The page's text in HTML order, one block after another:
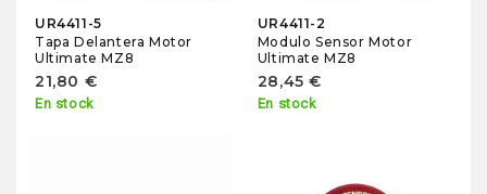
UR4411-5
Tapa Delantera Motor
Ultimate MZ8
21,80 €
En stock
UR4411-2
Modulo Sensor Motor
Ultimate MZ8
28,45 €
En stock